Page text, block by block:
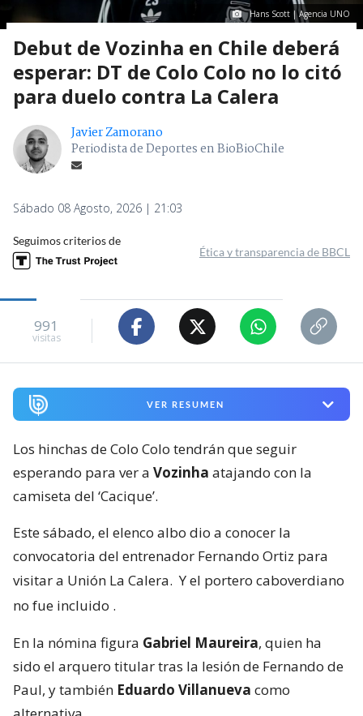
Hans Scott | Agencia UNO
Debut de Vozinha en Chile deberá
esperar: DT de Colo Colo no lo citó
para duelo contra La Calera
Javier Zamorano
Periodista de Deportes en BioBioChile
Sábado 08 Agosto, 2026 | 21:03
Seguimos criterios de
Ética y transparencia de BBCL
991
visitas
VER RESUMEN
Los hinchas de Colo Colo tendrán que seguir
esperando para ver a Vozinha atajando con la
camiseta del ‘Cacique’.
Este sábado, el elenco albo dio a conocer la
convocatoria del entrenador Fernando Ortiz para
visitar a Unión La Calera. Y el portero caboverdiano
no fue incluido .
En la nómina figura Gabriel Maureira, quien ha
sido el arquero titular tras la lesión de Fernando de
Paul, y también Eduardo Villanueva como